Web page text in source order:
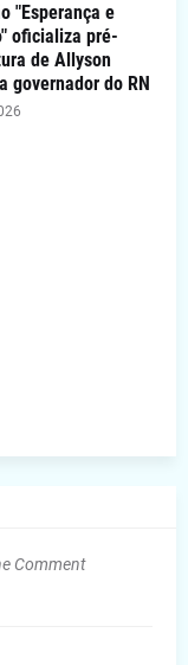
"Esperança e
oficializa pré-
de Allyson
governador do RN
Comment